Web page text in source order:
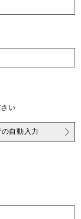
い
の自動入力